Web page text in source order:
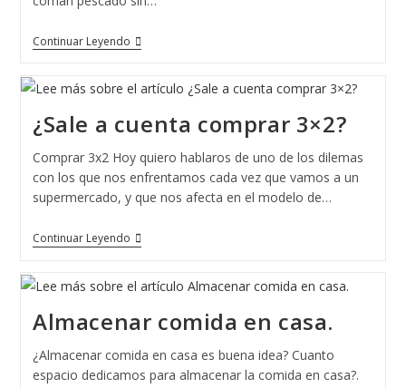
Continuar Leyendo¿Cómo
Hacer
Los
Más
Coman
¿Sale a cuenta comprar 3×2?
Comprar 3x2 Hoy quiero hablaros de uno de los dilemas
con los que nos enfrentamos cada vez que vamos a un
supermercado, y que nos afecta en el modelo de…
Continuar Leyendo¿Sale
A
Comprar
3×2?
Almacenar comida en casa.
¿Almacenar comida en casa es buena idea? Cuanto
espacio dedicamos para almacenar la comida en casa?.